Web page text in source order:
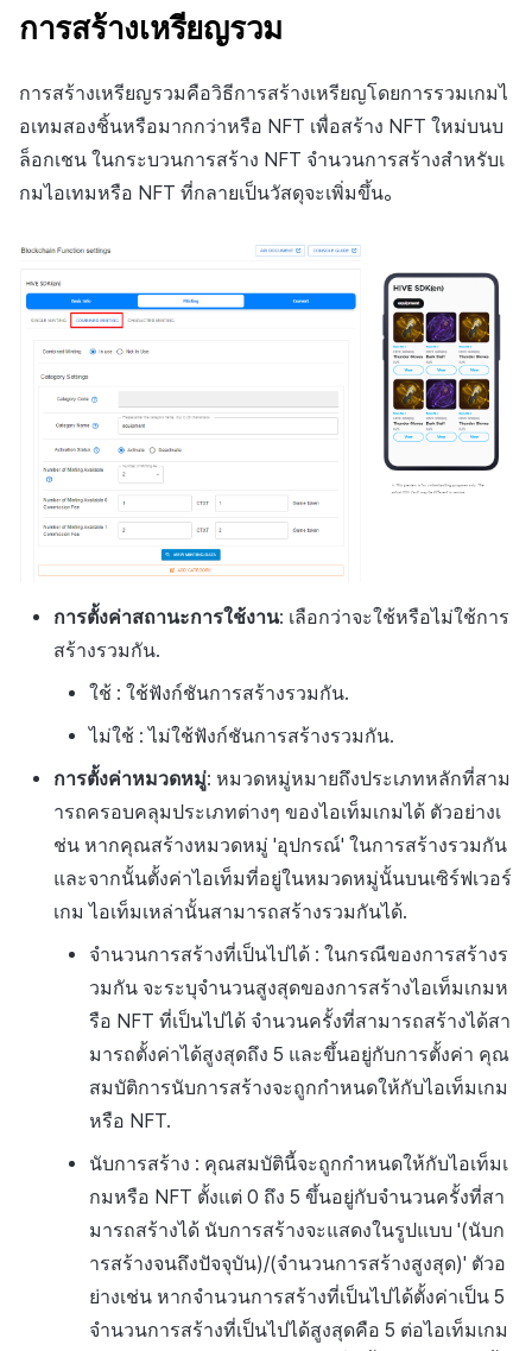
การสร้างเหรียญรวม
การสร้างเหรียญรวมคือวิธีการสร้างเหรียญโดยการรวมเกมไ
อเทมสองชิ้นหรือมากกว่าหรือ NFT เพื่อสร้าง NFT ใหม่บนบ
ล็อกเชน ในกระบวนการสร้าง NFT จำนวนการสร้างสำหรับเ
กมไอเทมหรือ NFT ที่กลายเป็นวัสดุจะเพิ่มขึ้น。
การตั้งค่าสถานะการใช้งาน: เลือกว่าจะใช้หรือไม่ใช้การ
สร้างรวมกัน.
ใช้ : ใช้ฟังก์ชันการสร้างรวมกัน.
ไม่ใช้ : ไม่ใช้ฟังก์ชันการสร้างรวมกัน.
การตั้งค่าหมวดหมู่: หมวดหมู่หมายถึงประเภทหลักที่สาม
ารถครอบคลุมประเภทต่างๆ ของไอเท็มเกมได้ ตัวอย่างเ
ช่น หากคุณสร้างหมวดหมู่ 'อุปกรณ์' ในการสร้างรวมกัน
และจากนั้นตั้งค่าไอเท็มที่อยู่ในหมวดหมู่นั้นบนเซิร์ฟเวอร์
เกม ไอเท็มเหล่านั้นสามารถสร้างรวมกันได้.
จำนวนการสร้างที่เป็นไปได้ : ในกรณีของการสร้างร
วมกัน จะระบุจำนวนสูงสุดของการสร้างไอเท็มเกมห
รือ NFT ที่เป็นไปได้ จำนวนครั้งที่สามารถสร้างได้สา
มารถตั้งค่าได้สูงสุดถึง 5 และขึ้นอยู่กับการตั้งค่า คุณ
สมบัติการนับการสร้างจะถูกกำหนดให้กับไอเท็มเกม
หรือ NFT.
นับการสร้าง : คุณสมบัตินี้จะถูกกำหนดให้กับไอเท็มเ
กมหรือ NFT ตั้งแต่ 0 ถึง 5 ขึ้นอยู่กับจำนวนครั้งที่สา
มารถสร้างได้ นับการสร้างจะแสดงในรูปแบบ '(นับก
ารสร้างจนถึงปัจจุบัน)/(จำนวนการสร้างสูงสุด)' ตัวอ
ย่างเช่น หากจำนวนการสร้างที่เป็นไปได้ตั้งค่าเป็น 5
จำนวนการสร้างที่เป็นไปได้สูงสุดคือ 5 ต่อไอเท็มเกม